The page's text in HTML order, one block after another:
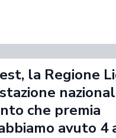
la Regione
che premia
avuto 4